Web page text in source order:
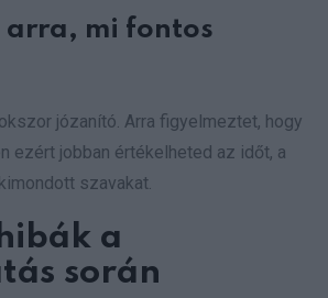
arra, mi fontos
józanító. Arra figyelmeztet, hogy
ezért jobban értékelheted az időt, a
szavakat.
a
során